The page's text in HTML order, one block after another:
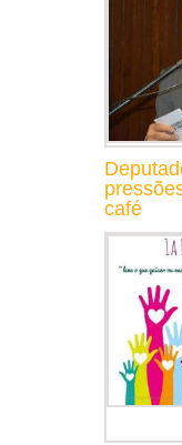
café